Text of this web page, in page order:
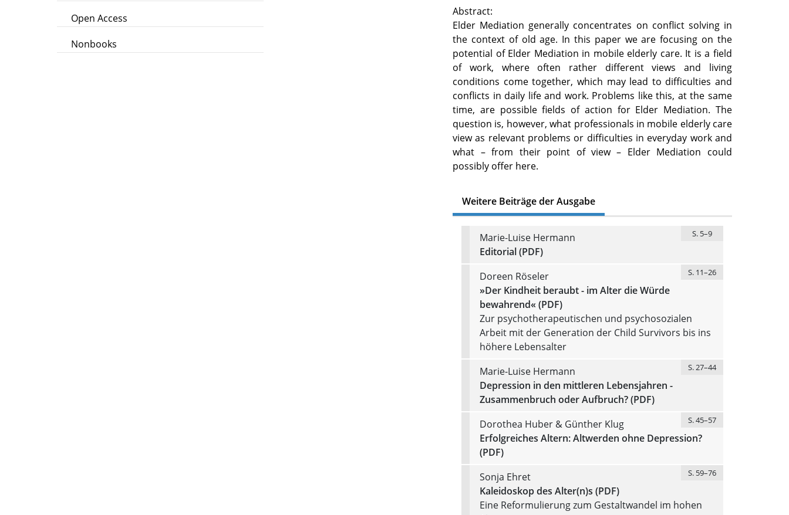
Open Access
Nonbooks
Abstract:
Elder Mediation generally concentrates on conflict solving in
the context of old age. In this paper we are focusing on the
potential of Elder Mediation in mobile elderly care. It is a field
of work, where often rather different views and living
conditions come together, which may lead to difficulties and
conflicts in daily life and work. Problems like this, at the same
time, are possible fields of action for Elder Mediation. The
question is, however, what professionals in mobile elderly care
view as relevant problems or difficulties in everyday work and
what – from their point of view – Elder Mediation could
possibly offer here.
Weitere Beiträge der Ausgabe
Marie-Luise Hermann S. 5–9
Editorial (PDF)
Doreen Röseler
S. 11–26
»Der Kindheit beraubt - im Alter die Würde
bewahrend« (PDF)
Zur psychotherapeutischen und psychosozialen
Arbeit mit der Generation der Child Survivors bis ins
höhere Lebensalter
Marie-Luise Hermann
S. 27–44
Depression in den mittleren Lebensjahren -
Zusammenbruch oder Aufbruch? (PDF)
Dorothea Huber & Günther Klug
S. 45–57
Erfolgreiches Altern: Altwerden ohne Depression?
(PDF)
Sonja Ehret
S. 59–76
Kaleidoskop des Alter(n)s (PDF)
Eine Reformulierung zum Gestaltwandel im hohen